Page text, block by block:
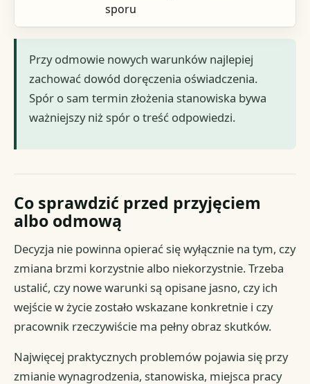
sporu
Przy odmowie nowych warunków najlepiej
zachować dowód doręczenia oświadczenia.
Spór o sam termin złożenia stanowiska bywa
ważniejszy niż spór o treść odpowiedzi.
Co sprawdzić przed przyjęciem
albo odmową
Decyzja nie powinna opierać się wyłącznie na tym, czy
zmiana brzmi korzystnie albo niekorzystnie. Trzeba
ustalić, czy nowe warunki są opisane jasno, czy ich
wejście w życie zostało wskazane konkretnie i czy
pracownik rzeczywiście ma pełny obraz skutków.
Najwięcej praktycznych problemów pojawia się przy
zmianie wynagrodzenia, stanowiska, miejsca pracy